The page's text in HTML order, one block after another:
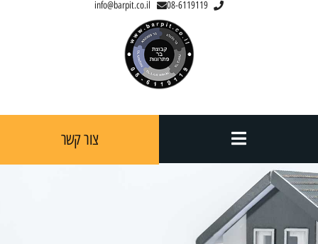
08-6119119
info@barpit.co.il
צור קשר